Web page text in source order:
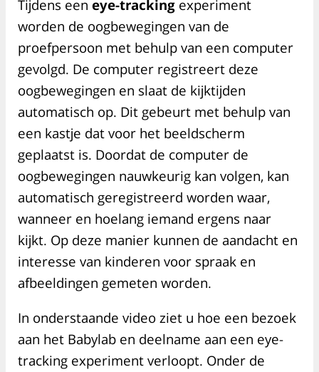
Tijdens een eye-tracking experiment
worden de oogbewegingen van de
proefpersoon met behulp van een computer
gevolgd. De computer registreert deze
oogbewegingen en slaat de kijktijden
automatisch op. Dit gebeurt met behulp van
een kastje dat voor het beeldscherm
geplaatst is. Doordat de computer de
oogbewegingen nauwkeurig kan volgen, kan
automatisch geregistreerd worden waar,
wanneer en hoelang iemand ergens naar
kijkt. Op deze manier kunnen de aandacht en
interesse van kinderen voor spraak en
afbeeldingen gemeten worden.
In onderstaande video ziet u hoe een bezoek
aan het Babylab en deelname aan een eye-
tracking experiment verloopt. Onder de